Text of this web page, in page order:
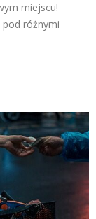
miejscu!
różnymi